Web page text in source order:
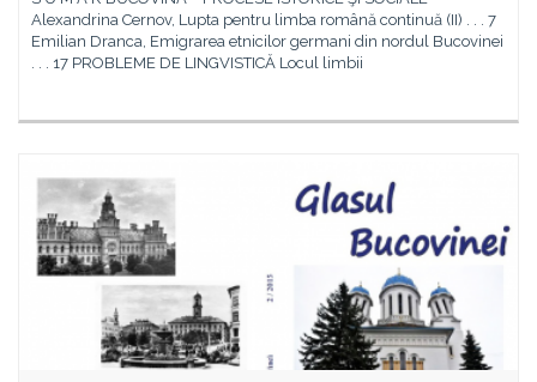
Alexandrina Cernov, Lupta pentru limba română continuă (II) . . . 7
Emilian Dranca, Emigrarea etnicilor germani din nordul Bucovinei
. . . 17 PROBLEME DE LINGVISTICĂ Locul limbii